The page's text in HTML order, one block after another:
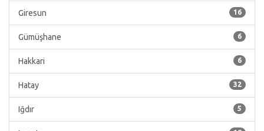
16
Giresun
6
Gümüşhane
6
Hakkari
32
Hatay
5
Iğdır